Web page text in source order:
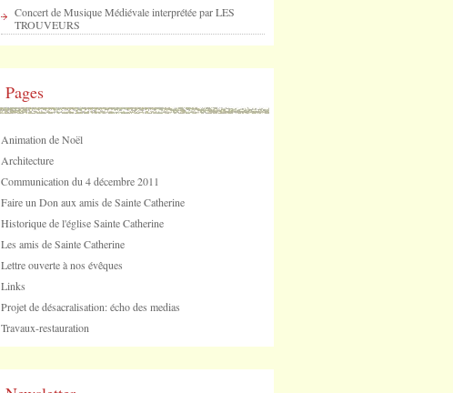
Concert de Musique Médiévale interprétée par LES
TROUVEURS
Pages
Animation de Noël
Architecture
Communication du 4 décembre 2011
Faire un Don aux amis de Sainte Catherine
Historique de l'église Sainte Catherine
Les amis de Sainte Catherine
Lettre ouverte à nos évêques
Links
Projet de désacralisation: écho des medias
Travaux-restauration